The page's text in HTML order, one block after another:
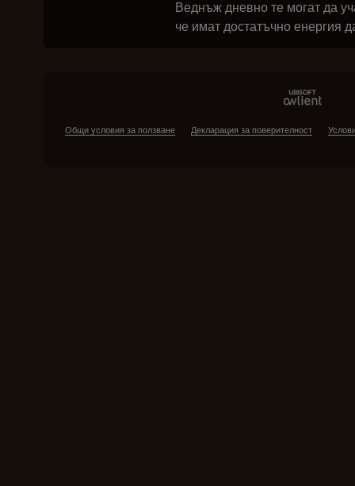
Веднъж дневно те могат да
че имат достатъчно енергия
Общи условия за ползване Декларация за поверителност